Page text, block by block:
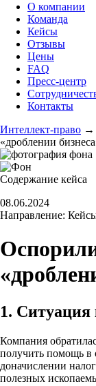
О компании
Команда
Кейсы
Отзывы
Цены
FAQ
Пресс-центр
Контакты
Интеллект-право →
«дроблении
Содержание кейса
08.06.2024
Направление:
1. Ситуация
Компания
получить помощь
доначислении
полезных